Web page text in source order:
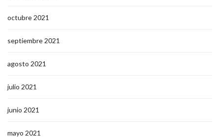
octubre 2021
septiembre 2021
agosto 2021
julio 2021
junio 2021
mayo 2021